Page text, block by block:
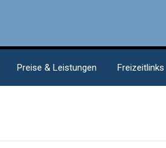
Preise & Leistungen Freizeitlinks